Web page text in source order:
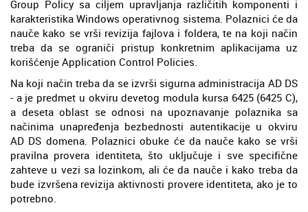
Group Policy sa ciljem upravljanja različitih komponenti i
karakteristika Windows operativnog sistema. Polaznici će da
nauče kako se vrši revizija fajlova i foldera, te na koji način
treba da se ograniči pristup konkretnim aplikacijama uz
korišćenje Application Control Policies.
Na koji način treba da se izvrši sigurna administracija AD DS
- a je predmet u okviru devetog modula kursa 6425 (6425 C),
a deseta oblast se odnosi na upoznavanje polaznika sa
načinima unapređenja bezbednosti autentikacije u okviru
AD DS domena. Polaznici obuke će da nauče kako se vrši
pravilna provera identiteta, što uključuje i sve specifične
zahteve u vezi sa lozinkom, ali će da nauče i kako treba da
bude izvršena revizija aktivnosti provere identiteta, ako je to
potrebno.